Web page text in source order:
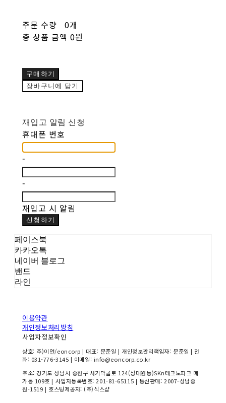
주문 수량
0개
총 상품 금액 0원
구매하기
장바구니에 담기
재입고 알림 신청
휴대폰 번호
-
-
재입고 시 알림
신청하기
페이스북
카카오톡
네이버 블로그
밴드
라인
이용약관
개인정보처리방침
사업자정보확인
상호: 주)이언/eoncorp | 대표: 문준일 | 개인정보관리책임자: 문준일 | 전
화: 031-776-3145 | 이메일: info@eoncorp.co.kr
주소: 경기도 성남시 중원구 사기막골로 124(상대원동)SKn테크노파크 메
가동 109호 | 사업자등록번호:201-81-65115 | 통신판매:2007-성남중
원-1519 | 호스팅제공자: (주)식스샵